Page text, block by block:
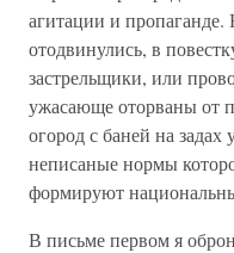
агитации и
отодвинулись, в
застрельщики, или
ужасающе оторваны от
огород с баней на
неписаные нормы
формируют
В письме первом я